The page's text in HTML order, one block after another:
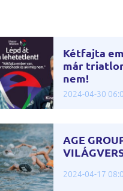
Kétfajta
már
nem!
2024-04-30
AGE
2024-04-17